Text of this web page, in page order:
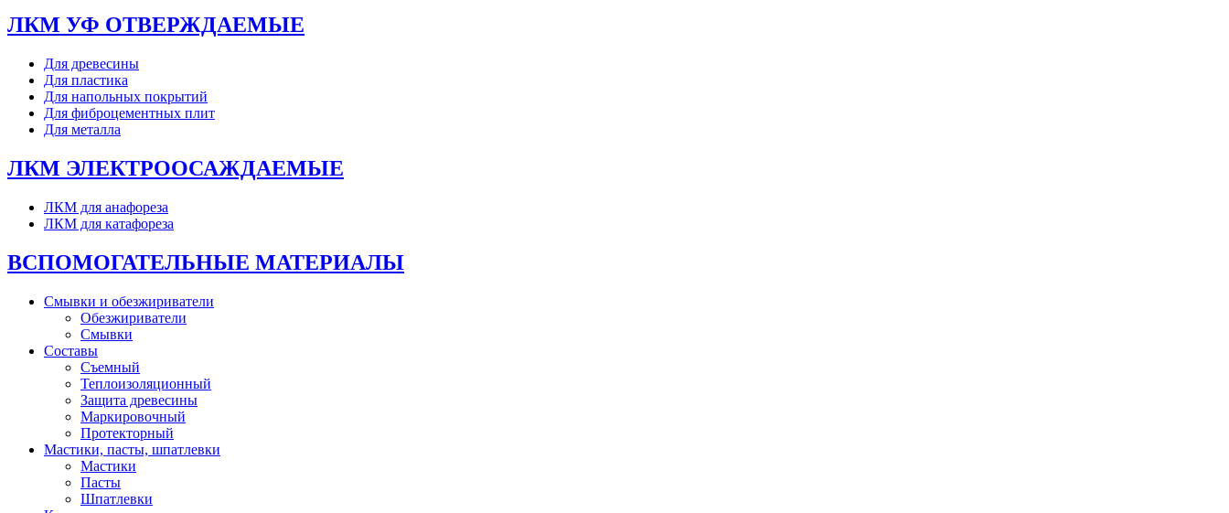
ЛКМ УФ ОТВЕРЖДАЕМЫЕ
Для древесины
Для пластика
Для напольных покрытий
Для фиброцементных плит
Для металла
ЛКМ ЭЛЕКТРООСАЖДАЕМЫЕ
ЛКМ для анафореза
ЛКМ для катафореза
ВСПОМОГАТЕЛЬНЫЕ МАТЕРИАЛЫ
Смывки и обезжириватели
Обезжириватели
Смывки
Составы
Съемный
Теплоизоляционный
Защита древесины
Маркировочный
Протекторный
Мастики, пасты, шпатлевки
Мастики
Пасты
Шпатлевки